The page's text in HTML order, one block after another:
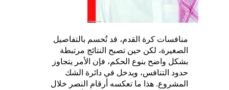
منافسات كرة القدم، قد تُحسم بالتفاصيل
الصغيرة، لكن حين تصبح النتائج مرتبطة
بشكل واضح بنوع الحكم، فإن الأمر يتجاوز
حدود التنافس، ويدخل في دائرة الشك
المشروع. هذا ما تعكسه أرقام النصر خلال